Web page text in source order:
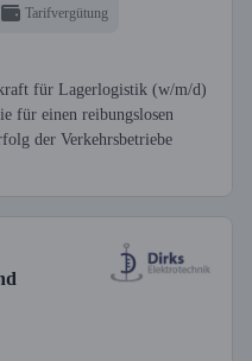
Tarifvergütung
für Lagerlogistik (w/m/d)
für einen reibungslosen
der Verkehrsbetriebe